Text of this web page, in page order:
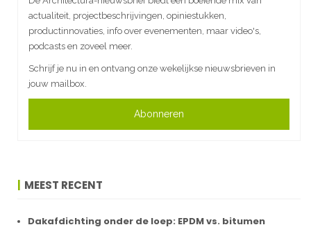
actualiteit, projectbeschrijvingen, opiniestukken,
productinnovaties, info over evenementen, maar video's,
podcasts en zoveel meer.
Schrijf je nu in en ontvang onze wekelijkse nieuwsbrieven in
jouw mailbox.
Abonneren
MEEST RECENT
Dakafdichting onder de loep: EPDM vs. bitumen